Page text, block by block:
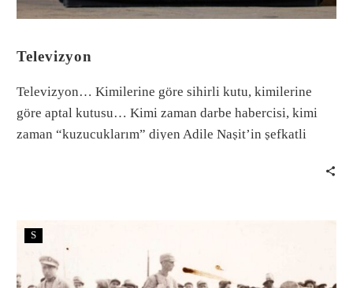
Televizyon
Televizyon… Kimilerine göre sihirli kutu, kimilerine
göre aptal kutusu… Kimi zaman darbe habercisi, kimi
zaman “kuzucuklarım” diyen Adile Naşit’in şefkatli
S